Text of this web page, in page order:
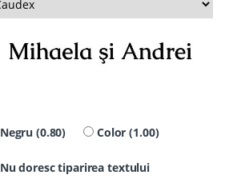
Negru (0.80) Color (1.00)
Nu doresc tiparirea textului